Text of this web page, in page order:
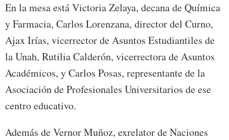
En la mesa está Victoria Zelaya, decana de Química
y Farmacia, Carlos Lorenzana, director del Curno,
Ajax Irías, vicerrector de Asuntos Estudiantiles de
la Unah, Rutilia Calderón, vicerrectora de Asuntos
Académicos, y Carlos Posas, representante de la
Asociación de Profesionales Universitarios de ese
centro educativo.
Además de Vernor Muñoz, exrelator de Naciones